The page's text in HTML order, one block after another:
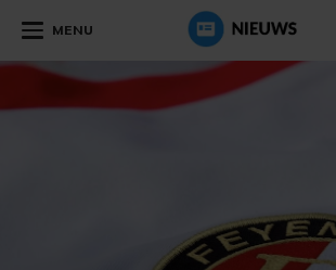
MENU